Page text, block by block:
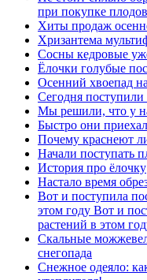
при покупке
Хиты продаж
Хризантема
Сосны кедровые
Ёлочки голубые
Осенний хвоепад
Сегодня
Мы решили, что у
Быстро они
Почему краснеют
Начали поступать
История про ёлочку
Настало время
Вот и поступила
этом году Вот и
растений в этом
Скальные
снегопада
Снежное одеяло: